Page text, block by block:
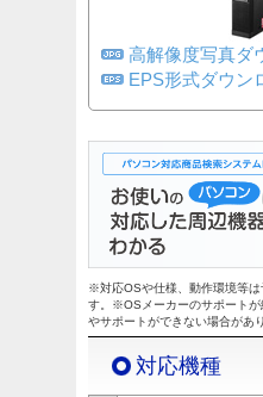
高解像度写真ダ
EPS形式ダウン
※対応OSや仕様、動作環境等は
す。※OSメーカーのサポート
やサポートができない場合があ
対応機種